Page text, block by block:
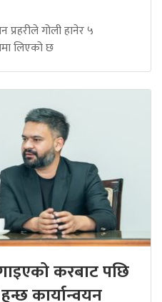
प्रहरीले गोली हानेर ५
लिएको छ
करबाट पछि
कार्यान्वयन